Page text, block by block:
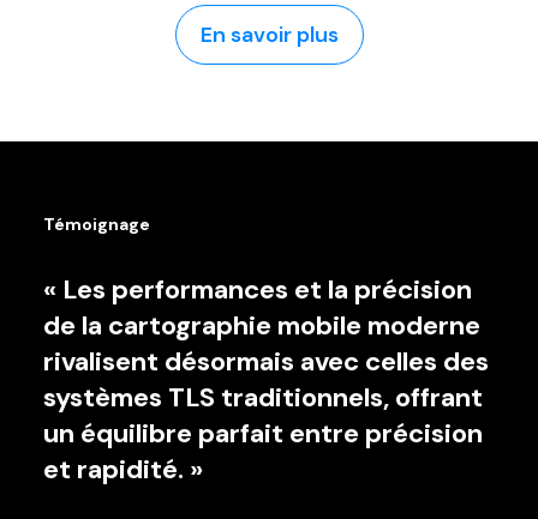
En savoir plus
Témoignage
« Les performances et la précision
de la cartographie mobile moderne
rivalisent désormais avec celles des
systèmes TLS traditionnels, offrant
un équilibre parfait entre précision
et rapidité. »